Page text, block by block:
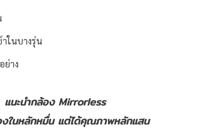
ในบางรุ่น
ย่าง
แนะนำกล้อง Mirrorless
งในหลักหมื่น แต่ได้คุณภาพหลักแสน